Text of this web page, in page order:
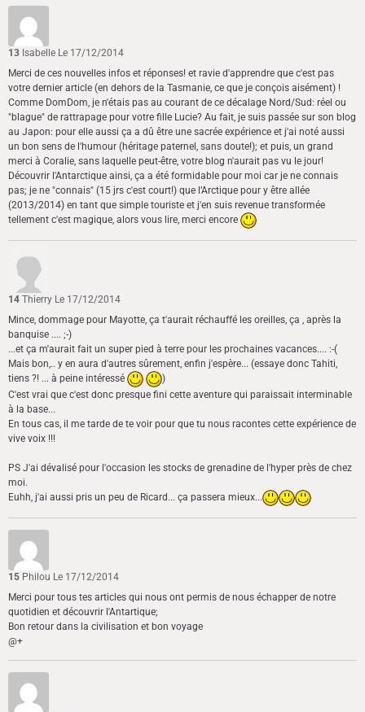
13 Isabelle Le 17/12/2014
Merci de ces nouvelles infos et réponses! et ravie d'apprendre que c'est pas
votre dernier article (en dehors de la Tasmanie, ce que je conçois aisément) !
Comme DomDom, je n'étais pas au courant de ce décalage Nord/Sud: réel ou
"blague" de rattrapage pour votre fille Lucie? Au fait, je suis passée sur son blog
au Japon: pour elle aussi ça a dû être une sacrée expérience et j'ai noté aussi
un bon sens de l'humour (héritage paternel, sans doute!); et puis, un grand
merci à Coralie, sans laquelle peut-être, votre blog n'aurait pas vu le jour!
Découvrir l'Antarctique ainsi, ça a été formidable pour moi car je ne connais
pas; je ne "connais" (15 jrs c'est court!) que l’Arctique pour y être allée
(2013/2014) en tant que simple touriste et j'en suis revenue transformée
tellement c'est magique, alors vous lire, merci encore
14 Thierry Le 17/12/2014
Mince, dommage pour Mayotte, ça t'aurait réchauffé les oreilles, ça , après la
banquise .... ;-)
...et ça m'aurait fait un super pied à terre pour les prochaines vacances.... :-(
Mais bon,.. y en aura d'autres sûrement, enfin j'espère... (essaye donc Tahiti,
tiens ?! ... à peine intéressé
)
C'est vrai que c'est donc presque fini cette aventure qui paraissait interminable
à la base...
En tous cas, il me tarde de te voir pour que tu nous racontes cette expérience de
vive voix !!!
PS J'ai dévalisé pour l'occasion les stocks de grenadine de l'hyper près de chez
moi.
Euhh, j'ai aussi pris un peu de Ricard... ça passera mieux...
15 Philou Le 17/12/2014
Merci pour tous tes articles qui nous ont permis de nous échapper de notre
quotidien et découvrir l'Antartique;
Bon retour dans la civilisation et bon voyage
@+